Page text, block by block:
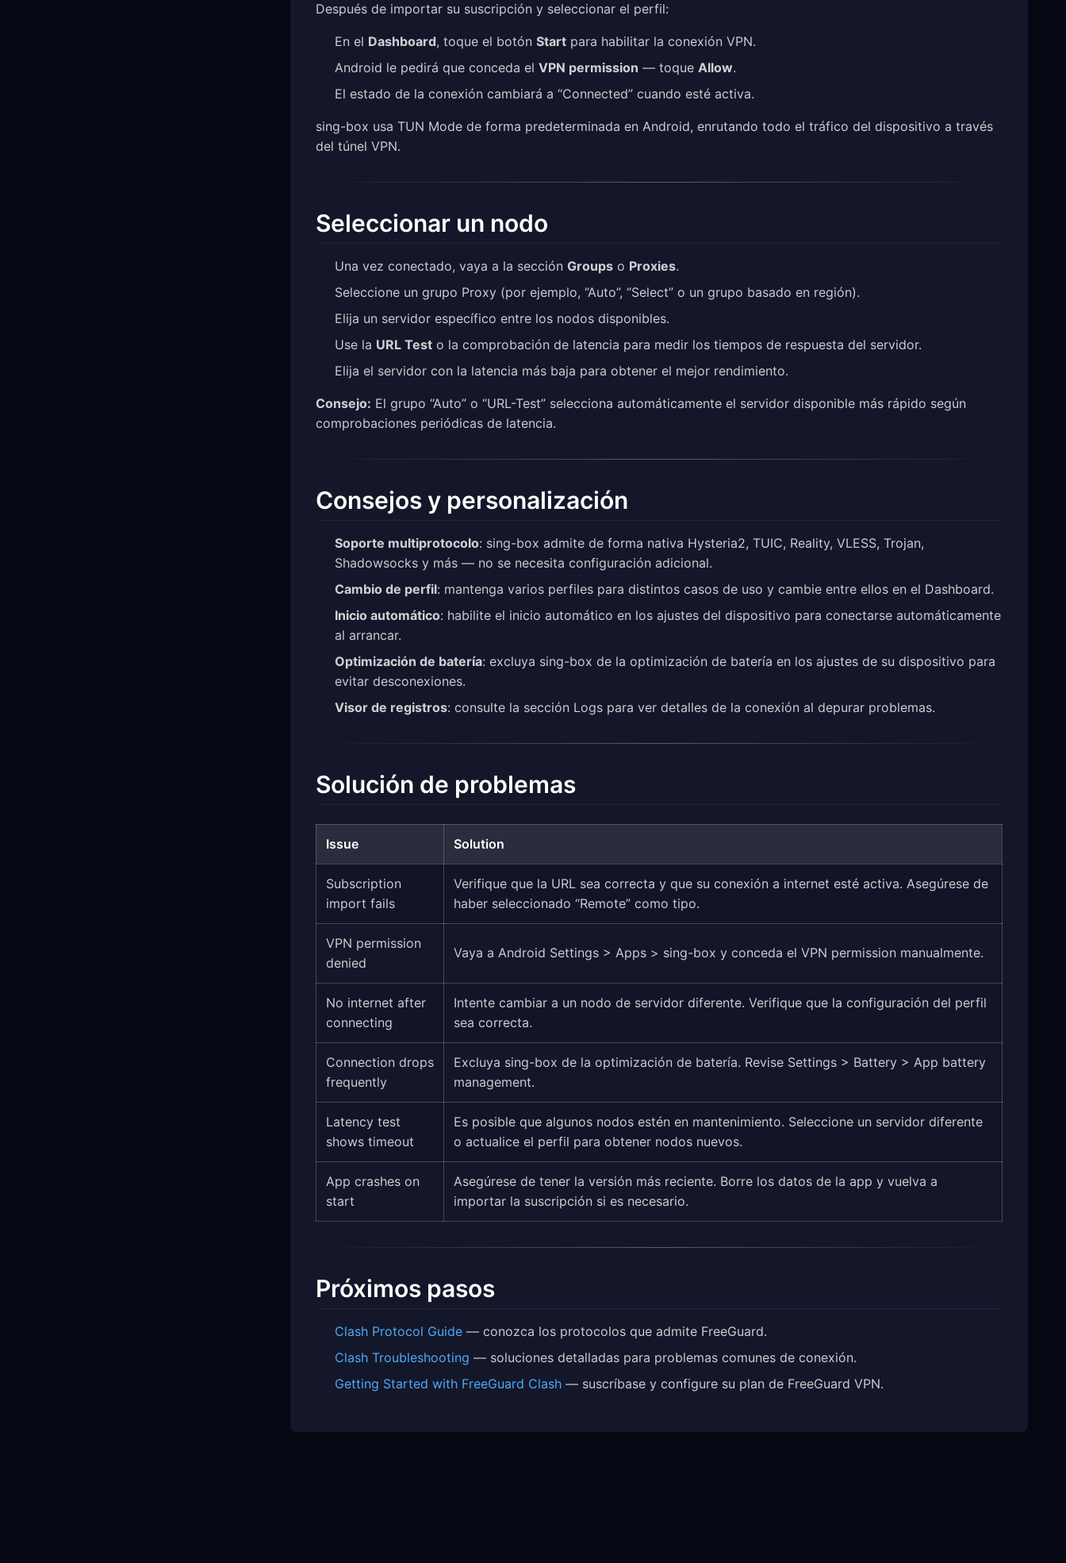
Después de importar su suscripción y seleccionar el perfil:
En el Dashboard, toque el botón Start para habilitar la conexión VPN.
Android le pedirá que conceda el VPN permission — toque Allow.
El estado de la conexión cambiará a “Connected” cuando esté activa.
sing-box usa TUN Mode de forma predeterminada en Android, enrutando todo el tráfico del dispositivo a través
del túnel VPN.
Seleccionar un nodo
Una vez conectado, vaya a la sección Groups o Proxies.
Seleccione un grupo Proxy (por ejemplo, “Auto”, “Select” o un grupo basado en región).
Elija un servidor específico entre los nodos disponibles.
Use la URL Test o la comprobación de latencia para medir los tiempos de respuesta del servidor.
Elija el servidor con la latencia más baja para obtener el mejor rendimiento.
Consejo: El grupo “Auto” o “URL-Test” selecciona automáticamente el servidor disponible más rápido según
comprobaciones periódicas de latencia.
Consejos y personalización
Soporte multiprotocolo: sing-box admite de forma nativa Hysteria2, TUIC, Reality, VLESS, Trojan,
Shadowsocks y más — no se necesita configuración adicional.
Cambio de perfil: mantenga varios perfiles para distintos casos de uso y cambie entre ellos en el Dashboard.
Inicio automático: habilite el inicio automático en los ajustes del dispositivo para conectarse automáticamente
al arrancar.
Optimización de batería: excluya sing-box de la optimización de batería en los ajustes de su dispositivo para
evitar desconexiones.
Visor de registros: consulte la sección Logs para ver detalles de la conexión al depurar problemas.
Solución de problemas
Issue Solution
Subscription
import fails
Verifique que la URL sea correcta y que su conexión a internet esté activa. Asegúrese de
haber seleccionado “Remote” como tipo.
VPN permission
denied
Vaya a Android Settings > Apps > sing-box y conceda el VPN permission manualmente.
No internet after
connecting
Intente cambiar a un nodo de servidor diferente. Verifique que la configuración del perfil
sea correcta.
Connection drops
frequently
Excluya sing-box de la optimización de batería. Revise Settings > Battery > App battery
management.
Latency test
shows timeout
Es posible que algunos nodos estén en mantenimiento. Seleccione un servidor diferente
o actualice el perfil para obtener nodos nuevos.
App crashes on
start
Asegúrese de tener la versión más reciente. Borre los datos de la app y vuelva a
importar la suscripción si es necesario.
Próximos pasos
Clash Protocol Guide — conozca los protocolos que admite FreeGuard.
Clash Troubleshooting — soluciones detalladas para problemas comunes de conexión.
Getting Started with FreeGuard Clash — suscríbase y configure su plan de FreeGuard VPN.